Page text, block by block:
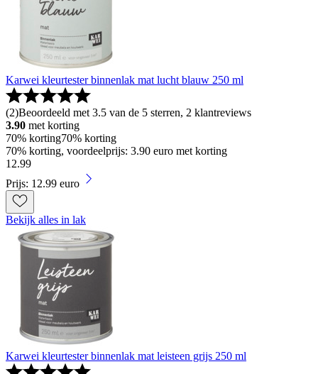
Karwei kleurtester binnenlak mat lucht blauw 250 ml
(2)Beoordeeld met 3.5 van de 5 sterren, 2 klantreviews
3.90 met korting
70% korting70% korting
70% korting, voordeelprijs: 3.90 euro met korting
12.99
Prijs: 12.99 euro
Bekijk alles in lak
Karwei kleurtester binnenlak mat leisteen grijs 250 ml